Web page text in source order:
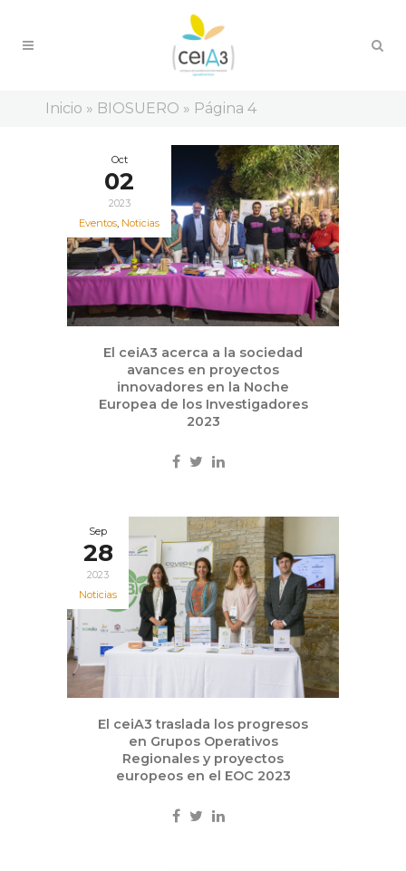
Inicio » BIOSUERO » Página 4
Oct
02
2023
Eventos, Noticias
El ceiA3 acerca a la sociedad
avances en proyectos
innovadores en la Noche
Europea de los Investigadores
2023
Sep
28
2023
Noticias
El ceiA3 traslada los progresos
en Grupos Operativos
Regionales y proyectos
europeos en el EOC 2023